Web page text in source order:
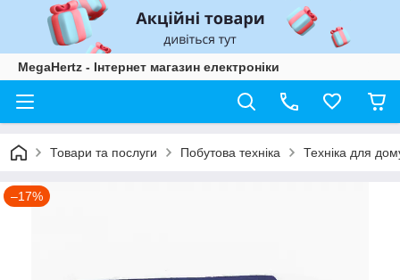
MegaHertz - Інтернет магазин електроніки
Товари та послуги Побутова техніка Техніка для
–17%